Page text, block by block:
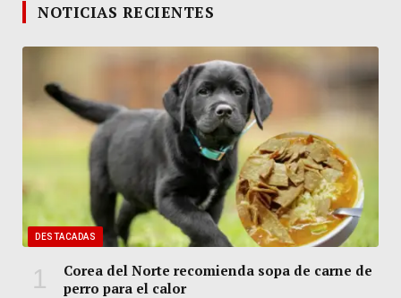
NOTICIAS RECIENTES
DESTACADAS
Corea del Norte recomienda sopa de carne de
perro para el calor